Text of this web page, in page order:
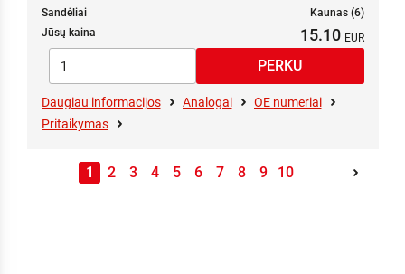
Sandėliai
Kaunas (6)
Jūsų kaina
15.10
Daugiau informacijos Analogai
OE numeriai
Pritaikymas
1 2 3 4 5 6 7 8 9 10